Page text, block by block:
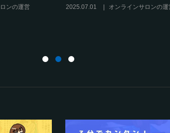
2025.07.01 オンラインサロンの運営